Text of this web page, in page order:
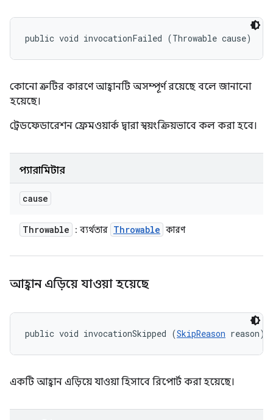
public void invocationFailed (Throwable cause)
কোনো ত্রুটির কারণে আহ্বানটি অসম্পূর্ণ রয়েছে বলে জানানো
হয়েছে।
ট্রেডফেডারেশন ফ্রেমওয়ার্ক দ্বারা স্বয়ংক্রিয়ভাবে কল করা হবে।
প্যারামিটার
cause
Throwable : ব্যর্থতার Throwable কারণ
আহ্বান এড়িয়ে যাওয়া হয়েছে
public void invocationSkipped (SkipReason reason)
একটি আহ্বান এড়িয়ে যাওয়া হিসাবে রিপোর্ট করা হয়েছে।